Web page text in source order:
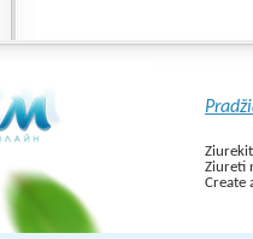
Ziureti
Create